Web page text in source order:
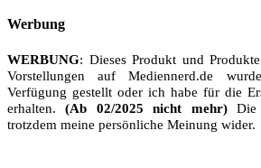
Werbung
WERBUNG: Dieses Produkt und
Vorstellungen auf Mediennerd.de
Verfügung gestellt oder ich habe für die
erhalten.(Ab 02/2025 nicht mehr)Die
trotzdem meine persönliche Meinung wider.